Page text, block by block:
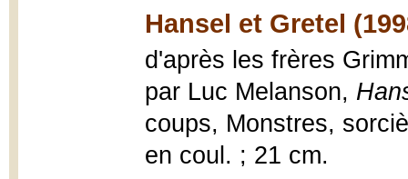
Hansel et Gretel
d'après les frères
par Luc Melanson,
coups, Monstres,
en coul. ; 21 cm.